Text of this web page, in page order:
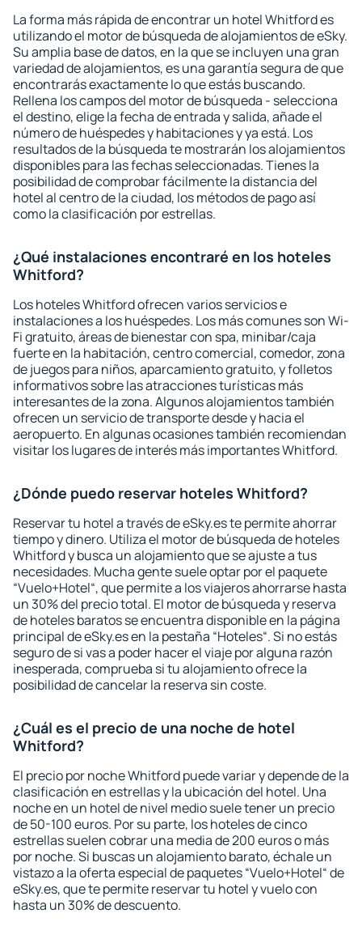
La forma más rápida de encontrar un hotel Whitford es
utilizando el motor de búsqueda de alojamientos de eSky.
Su amplia base de datos, en la que se incluyen una gran
variedad de alojamientos, es una garantía segura de que
encontrarás exactamente lo que estás buscando.
Rellena los campos del motor de búsqueda - selecciona
el destino, elige la fecha de entrada y salida, añade el
número de huéspedes y habitaciones y ya está. Los
resultados de la búsqueda te mostrarán los alojamientos
disponibles para las fechas seleccionadas. Tienes la
posibilidad de comprobar fácilmente la distancia del
hotel al centro de la ciudad, los métodos de pago así
como la clasificación por estrellas.
¿Qué instalaciones encontraré en los hoteles
Whitford?
Los hoteles Whitford ofrecen varios servicios e
instalaciones a los huéspedes. Los más comunes son Wi-
Fi gratuito, áreas de bienestar con spa, minibar/caja
fuerte en la habitación, centro comercial, comedor, zona
de juegos para niños, aparcamiento gratuito, y folletos
informativos sobre las atracciones turísticas más
interesantes de la zona. Algunos alojamientos también
ofrecen un servicio de transporte desde y hacia el
aeropuerto. En algunas ocasiones también recomiendan
visitar los lugares de interés más importantes Whitford.
¿Dónde puedo reservar hoteles Whitford?
Reservar tu hotel a través de eSky.es te permite ahorrar
tiempo y dinero. Utiliza el motor de búsqueda de hoteles
Whitford y busca un alojamiento que se ajuste a tus
necesidades. Mucha gente suele optar por el paquete
“Vuelo+Hotel“, que permite a los viajeros ahorrarse hasta
un 30% del precio total. El motor de búsqueda y reserva
de hoteles baratos se encuentra disponible en la página
principal de eSky.es en la pestaña “Hoteles“. Si no estás
seguro de si vas a poder hacer el viaje por alguna razón
inesperada, comprueba si tu alojamiento ofrece la
posibilidad de cancelar la reserva sin coste.
¿Cuál es el precio de una noche de hotel
Whitford?
El precio por noche Whitford puede variar y depende de la
clasificación en estrellas y la ubicación del hotel. Una
noche en un hotel de nivel medio suele tener un precio
de 50-100 euros. Por su parte, los hoteles de cinco
estrellas suelen cobrar una media de 200 euros o más
por noche. Si buscas un alojamiento barato, échale un
vistazo a la oferta especial de paquetes “Vuelo+Hotel“ de
eSky.es, que te permite reservar tu hotel y vuelo con
hasta un 30% de descuento.